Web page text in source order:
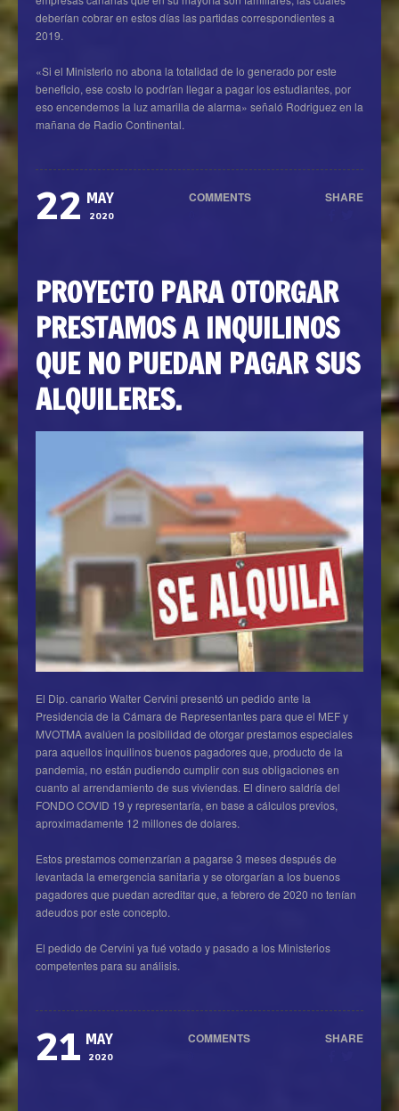
deberían cobrar en estos días las partidas correspondientes a
2019.
«Si el Ministerio no abona la totalidad de lo generado por este
beneficio, ese costo lo podrían llegar a pagar los estudiantes, por
eso encendemos la luz amarilla de alarma» señaló Rodriguez en la
mañana de Radio Continental.
22 MAY
2020
COMMENTS SHARE
PROYECTO PARA OTORGAR
PRESTAMOS A INQUILINOS
QUE NO PUEDAN PAGAR SUS
ALQUILERES.
El Dip. canario Walter Cervini presentó un pedido ante la
Presidencia de la Cámara de Representantes para que el MEF y
MVOTMA avalúen la posibilidad de otorgar prestamos especiales
para aquellos inquilinos buenos pagadores que, producto de la
pandemia, no están pudiendo cumplir con sus obligaciones en
cuanto al arrendamiento de sus viviendas. El dinero saldría del
FONDO COVID 19 y representaría, en base a cálculos previos,
aproximadamente 12 millones de dolares.
Estos prestamos comenzarían a pagarse 3 meses después de
levantada la emergencia sanitaria y se otorgarían a los buenos
pagadores que puedan acreditar que, a febrero de 2020 no tenían
adeudos por este concepto.
El pedido de Cervini ya fué votado y pasado a los Ministerios
competentes para su análisis.
21 MAY
2020
COMMENTS SHARE